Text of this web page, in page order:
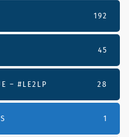
192
45
– #LE2LP 28
1